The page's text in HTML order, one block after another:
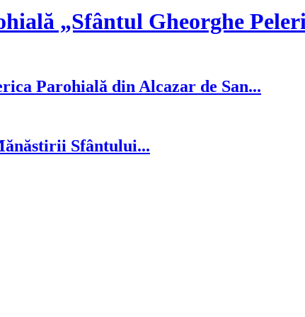
„Sfântul Gheorghe
Parohială din Alcazar de San...
Sfântului...